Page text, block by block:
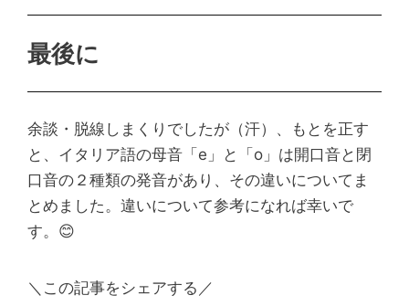
最後に
余談・脱線しまくりでしたが（汗）、もとを正す
と、イタリア語の母音「e」と「o」は開口音と閉
口音の２種類の発音があり、その違いについてま
とめました。違いについて参考になれば幸いで
す。 😊
＼この記事をシェアする／